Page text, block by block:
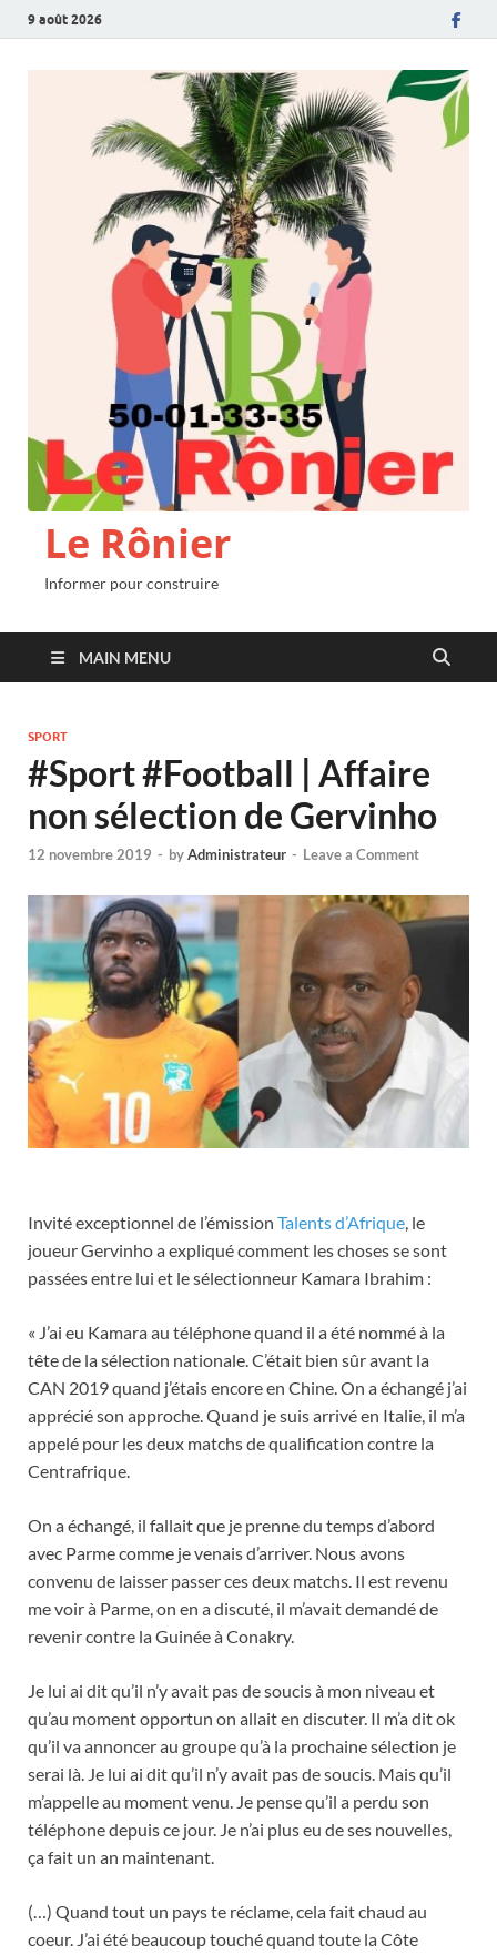
9 août 2026
Le Rônier
Informer pour construire
MAIN MENU
SPORT
#Sport #Football | Affaire
non sélection de Gervinho
12 novembre 2019 - byAdministrateur - Leave a Comment
Invité exceptionnel de l’émission Talents d’Afrique, le
joueur Gervinho a expliqué comment les choses se sont
passées entre lui et le sélectionneur Kamara Ibrahim :
« J’ai eu Kamara au téléphone quand il a été nommé à la
tête de la sélection nationale. C’était bien sûr avant la
CAN 2019 quand j’étais encore en Chine. On a échangé j’ai
apprécié son approche. Quand je suis arrivé en Italie, il m’a
appelé pour les deux matchs de qualification contre la
Centrafrique.
On a échangé, il fallait que je prenne du temps d’abord
avec Parme comme je venais d’arriver. Nous avons
convenu de laisser passer ces deux matchs. Il est revenu
me voir à Parme, on en a discuté, il m’avait demandé de
revenir contre la Guinée à Conakry.
Je lui ai dit qu’il n’y avait pas de soucis à mon niveau et
qu’au moment opportun on allait en discuter. Il m’a dit ok
qu’il va annoncer au groupe qu’à la prochaine sélection je
serai là. Je lui ai dit qu’il n’y avait pas de soucis. Mais qu’il
m’appelle au moment venu. Je pense qu’il a perdu son
téléphone depuis ce jour. Je n’ai plus eu de ses nouvelles,
ça fait un an maintenant.
(…) Quand tout un pays te réclame, cela fait chaud au
coeur. J’ai été beaucoup touché quand toute la Côte